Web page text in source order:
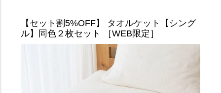
【セット割5%OFF】 タオルケット【シング
ル】同色２枚セット ［WEB限定］